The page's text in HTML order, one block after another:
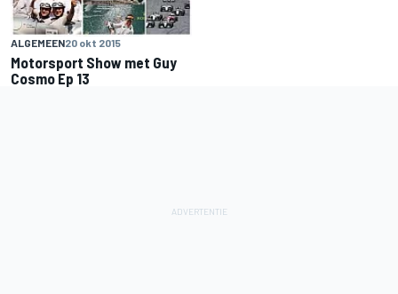
ALGEMEEN20 okt 2015
Motorsport Show met Guy
Cosmo Ep 13